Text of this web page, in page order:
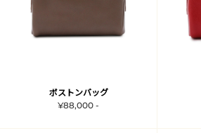
ボストンバッグ
¥88,000 -